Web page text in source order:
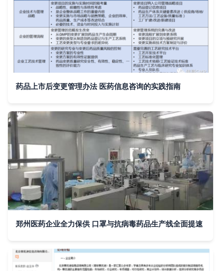
药品上市后变更管理办法 医药信息咨询的实践指南
郑州医药企业全力保供 口罩与抗病毒药品生产线全面提速